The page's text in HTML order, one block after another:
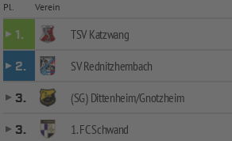
Pl. Verein
1. TSV Katzwang
2.
SV Rednitzhembach
3.
(SG) Dittenheim/Gnotzheim
3.
1. FC Schwand